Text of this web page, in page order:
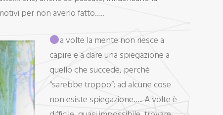
per non averlo fatto…..
a volte la mente non riesce a
capire e a dare una spiegazione a
quello che succede, perchè
“sarebbe troppo”; ad alcune cose
non esiste spiegazione….. A volte è